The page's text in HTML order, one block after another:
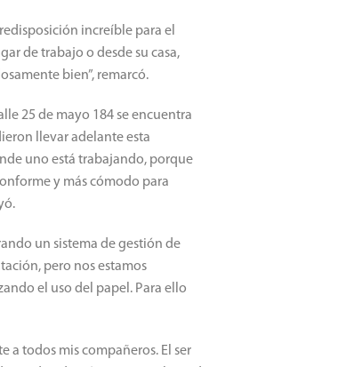
increíble para el
de trabajo o desde su casa,
bien”, remarcó.
25 de mayo 184 se encuentra
llevar adelante esta
uno está trabajando, porque
y más cómodo para
un sistema de gestión de
pero nos estamos
el uso del papel. Para ello
a todos mis compañeros. El ser